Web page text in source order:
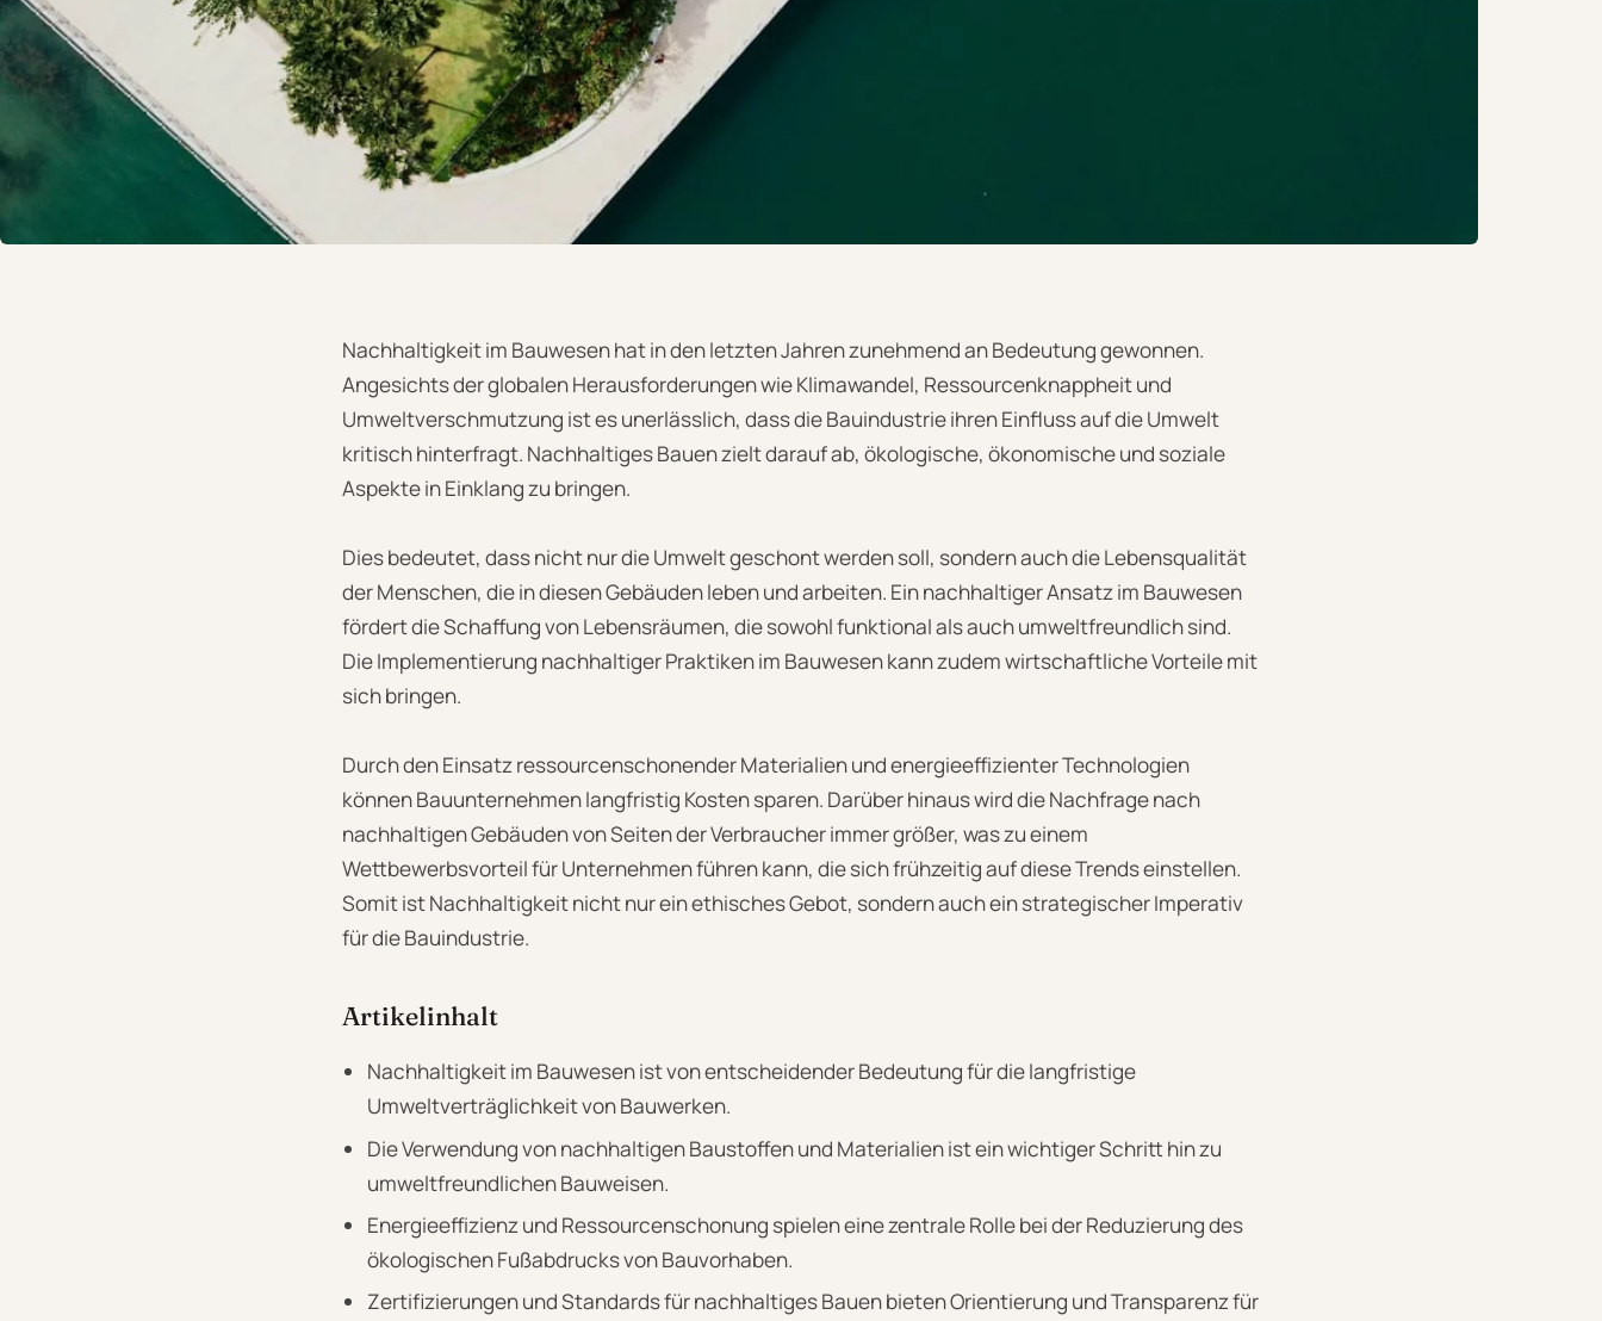
Nachhaltigkeit im Bauwesen hat in den letzten Jahren zunehmend an Bedeutung gewonnen.
Angesichts der globalen Herausforderungen wie Klimawandel, Ressourcenknappheit und
Umweltverschmutzung ist es unerlässlich, dass die Bauindustrie ihren Einfluss auf die Umwelt
kritisch hinterfragt. Nachhaltiges Bauen zielt darauf ab, ökologische, ökonomische und soziale
Aspekte in Einklang zu bringen.
Dies bedeutet, dass nicht nur die Umwelt geschont werden soll, sondern auch die Lebensqualität
der Menschen, die in diesen Gebäuden leben und arbeiten. Ein nachhaltiger Ansatz im Bauwesen
fördert die Schaffung von Lebensräumen, die sowohl funktional als auch umweltfreundlich sind.
Die Implementierung nachhaltiger Praktiken im Bauwesen kann zudem wirtschaftliche Vorteile mit
sich bringen.
Durch den Einsatz ressourcenschonender Materialien und energieeffizienter Technologien
können Bauunternehmen langfristig Kosten sparen. Darüber hinaus wird die Nachfrage nach
nachhaltigen Gebäuden von Seiten der Verbraucher immer größer, was zu einem
Wettbewerbsvorteil für Unternehmen führen kann, die sich frühzeitig auf diese Trends einstellen.
Somit ist Nachhaltigkeit nicht nur ein ethisches Gebot, sondern auch ein strategischer Imperativ
für die Bauindustrie.
Artikelinhalt
Nachhaltigkeit im Bauwesen ist von entscheidender Bedeutung für die langfristige
Umweltverträglichkeit von Bauwerken.
Die Verwendung von nachhaltigen Baustoffen und Materialien ist ein wichtiger Schritt hin zu
umweltfreundlichen Bauweisen.
Energieeffizienz und Ressourcenschonung spielen eine zentrale Rolle bei der Reduzierung des
ökologischen Fußabdrucks von Bauvorhaben.
Zertifizierungen und Standards für nachhaltiges Bauen bieten Orientierung und Transparenz für